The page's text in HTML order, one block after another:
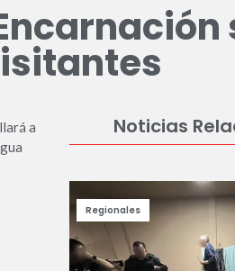
a
Noticias
Regionales